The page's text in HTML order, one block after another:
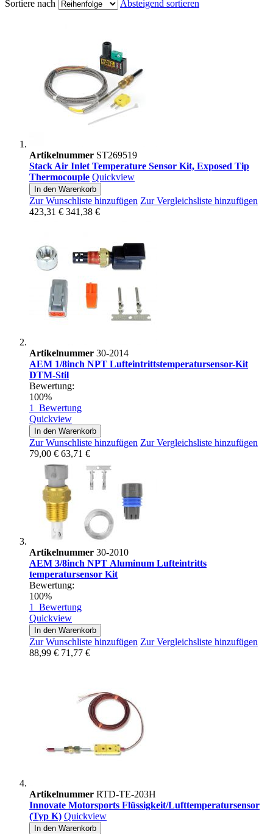
Sortiere nach Absteigend sortieren
Artikelnummer ST269519
Stack Air Inlet Temperature Sensor Kit, Exposed Tip
Thermocouple Quickview
In den Warenkorb
Zur Wunschliste hinzufügen Zur Vergleichsliste hinzufügen
423,31 € 341,38 €
Artikelnummer 30-2014
AEM 1/8inch NPT Lufteintrittstemperatursensor-Kit
DTM-Stil
Bewertung:
100%
1 Bewertung
Quickview
In den Warenkorb
Zur Wunschliste hinzufügen Zur Vergleichsliste hinzufügen
79,00 € 63,71 €
Artikelnummer 30-2010
AEM 3/8inch NPT Αluminum Lufteintritts
temperatursensor Kit
Bewertung:
100%
1 Bewertung
Quickview
In den Warenkorb
Zur Wunschliste hinzufügen Zur Vergleichsliste hinzufügen
88,99 € 71,77 €
Artikelnummer RTD-TE-203H
Innovate Motorsports Flüssigkeit/Lufttemperatursensor
(Typ K) Quickview
In den Warenkorb